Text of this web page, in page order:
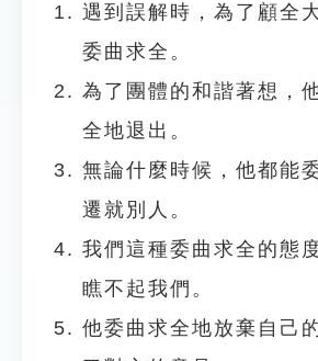
遇到誤解時，為了顧全
委曲求全。
為了團體的和諧著想，
全地退出。
無論什麼時候，他都能
遷就別人。
我們這種委曲求全的態
瞧不起我們。
他委曲求全地放棄自己